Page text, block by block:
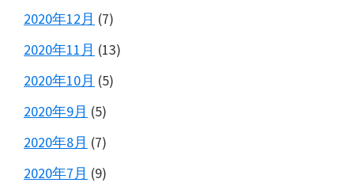
2020年12月 (7)
2020年11月 (13)
2020年10月 (5)
2020年9月 (5)
2020年8月 (7)
2020年7月 (9)